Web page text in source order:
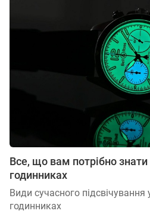
Все, що вам потрібно знати
годинниках
Види сучасного
годинниках